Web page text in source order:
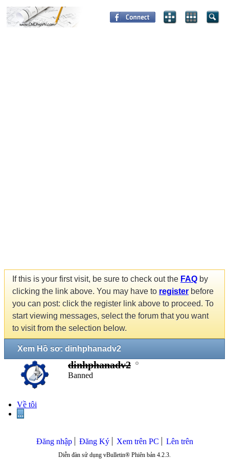
If this is your first visit, be sure to check out the FAQ by
clicking the link above. You may have to register before
you can post: click the register link above to proceed. To
start viewing messages, select the forum that you want
to visit from the selection below.
Xem Hồ sơ: dinhphanadv2
dinhphanadv2
Banned
Về tôi
...
Đăng nhập Đăng Ký Xem trên PC Lên trên
Diễn đàn sử dụng vBulletin® Phiên bản 4.2.3.